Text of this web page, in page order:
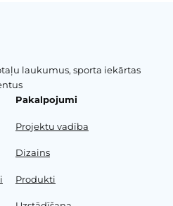
laukumus, sporta iekārtas
Pakalpojumi
Projektu vadība
Dizains
Produkti